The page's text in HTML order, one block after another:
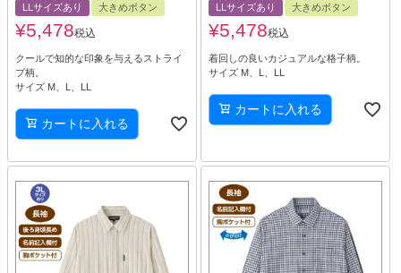
LLサイズあり 大きめボタン
¥5,478税込
クールで知的な印象を与えるストライ
プ柄。
サイズ M、L、LL
カートに入れる
LLサイズあり 大きめボタン
¥5,478税込
着回しの良いカジュアルな格子柄。
サイズ M、L、LL
カートに入れる